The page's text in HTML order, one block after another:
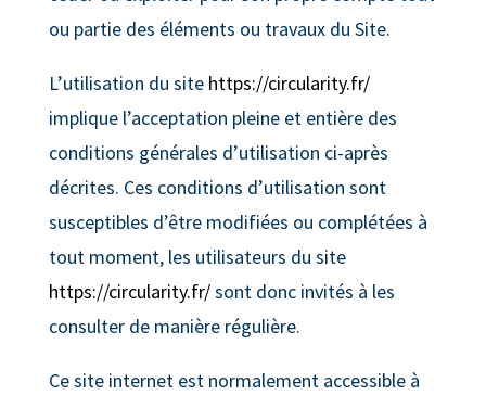
ou partie des éléments ou travaux du Site.
L’utilisation du site https://circularity.fr/
implique l’acceptation pleine et entière des
conditions générales d’utilisation ci-après
décrites. Ces conditions d’utilisation sont
susceptibles d’être modifiées ou complétées à
tout moment, les utilisateurs du site
https://circularity.fr/sont donc invités à les
consulter de manière régulière.
Ce site internet est normalement accessible à